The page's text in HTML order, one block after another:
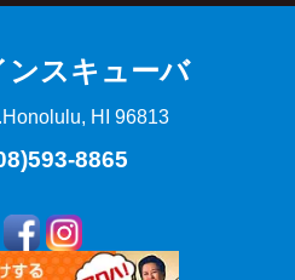
ンスキューバ
Honolulu, HI 96813
8865